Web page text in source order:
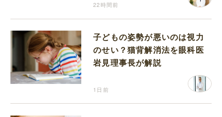
22時間前
子どもの姿勢が悪いのは視力
のせい？猫背解消法を眼科医
岩見理事長が解説
1日前